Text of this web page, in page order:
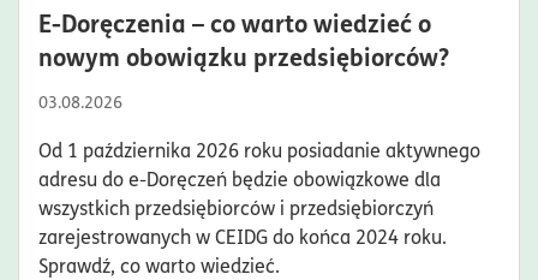
E-Doręczenia – co warto wiedzieć o
nowym obowiązku przedsiębiorców?czas
03.08.2026
Od 1 października 2026 roku posiadanie aktywnego
adresu do e-Doręczeń będzie obowiązkowe dla
wszystkich przedsiębiorców i przedsiębiorczyń
zarejestrowanych w CEIDG do końca 2024 roku.
Sprawdź, co warto wiedzieć.